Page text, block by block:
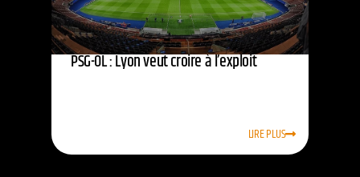
PSG-OL : Lyon veut croire à l’exploit
LIRE PLUS